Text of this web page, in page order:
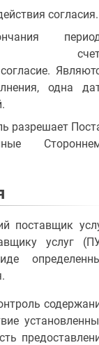
согласия.
одна
разрешает
поставщик
услуг